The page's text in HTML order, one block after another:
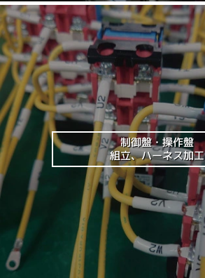
制御盤・操作盤
組立、ハーネス加工